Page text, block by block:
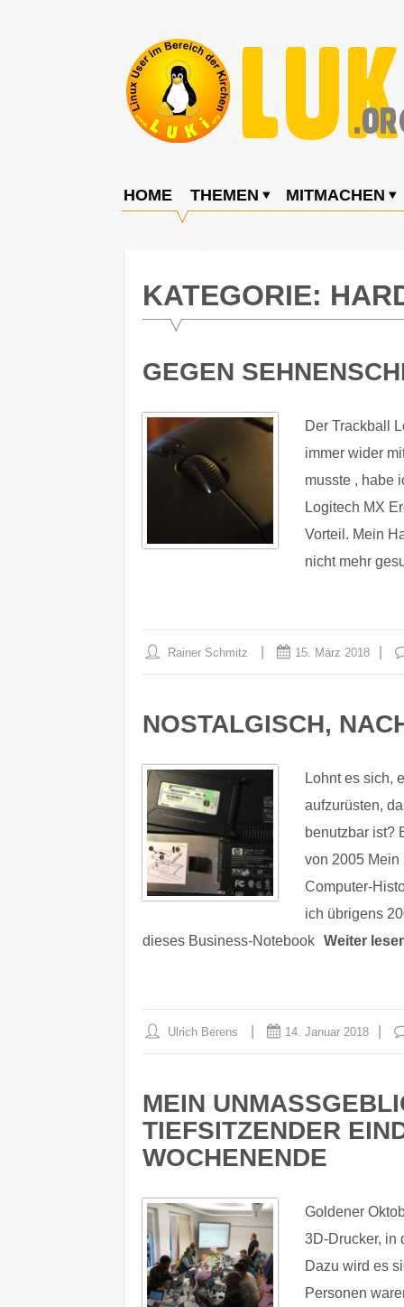
E.V.
User
Bereich
Kirchen
HOME THEMEN MITMACHEN
KATEGORIE:
GEGEN
Der Trackball
immer wider
musste , habe
Logitech MX
Vorteil. Mein
nicht mehr
Rainer Schmitz 15. März 2018
NOSTALGISCH,
Lohnt es sich,
aufzurüsten,
benutzbar ist?
von 2005 Mein
Computer-
ich übrigens
dieses Business-Notebook Weiter
Ulrich Berens 14. Januar 2018
MEIN
IEFSITZENDER
OCHENENDE
Goldener
3D-Drucker, in
Dazu wird es
Personen